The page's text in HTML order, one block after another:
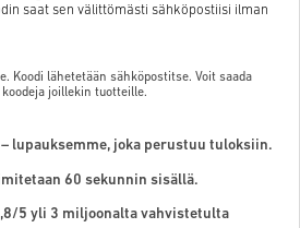
saat sen välittömästi sähköpostiisi ilman
Koodi lähetetään sähköpostitse. Voit saada
koodeja joillekin tuotteille.
lupauksemme, joka perustuu tuloksiin.
60 sekunnin sisällä.
5 yli 3 miljoonalta vahvistetulta